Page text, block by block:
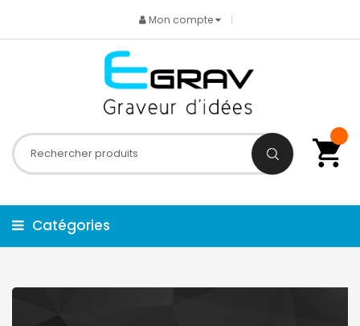
Mon compte
Catégories